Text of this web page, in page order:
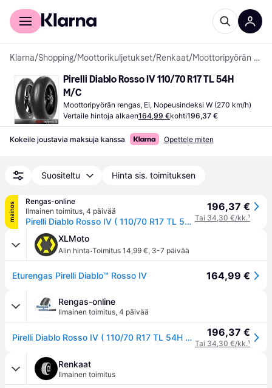
Kuluttajille
Klarna/Shopping/Moottorikuljetukset/Renkaat/ Moottoripyörän renkaat
Pirelli Diablo Rosso IV 110/70 R17 TL 54H
M/C
Moottoripyörän rengas, Ei, Nopeusindeksi W (270 km/h)
Vertaile hintoja alkaen164,99 €kohti196,37 €
Kokeile joustavia maksuja kanssa Opettele miten
Suositeltu Hinta sis. toimituksen
mainos
Rengas-online
Ilmainen toimitus, 4 päivää
Pirelli Diablo Rosso IV ( 110/70 R17 TL 54H M/C, etupyörä )
196,37 €
Tai 34,30 €/kk.¹
XLMoto
Alin hinta·Toimitus 14,99 €, 3-7 päivää
Eturengas Pirelli Diablo™ Rosso IV 164,99 €
Rengas-online
Ilmainen toimitus, 4 päivää
Pirelli Diablo Rosso IV ( 110/70 R17 TL 54H M/C, etupyörä ) 196,37 €
Tai 34,30 €/kk.¹
Renkaat
Ilmainen toimitus